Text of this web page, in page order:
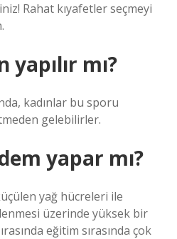
Rahat kıyafetler seçmeyi
yapılır mı?
kadınlar bu sporu
gelebilirler.
yapar mı?
yağ hücreleri ile
üzerinde yüksek bir
eğitim sırasında çok